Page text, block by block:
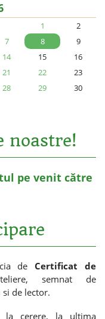
1
2
7 8
9
14 15
16
21 22
23
28 29
30
noastre!
pe venit către
de Certificat de
semnat de
de lector.
la cerere, la ultima